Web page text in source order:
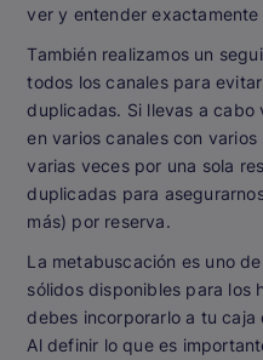
ver y entender
También realizamos un
todos los canales para
duplicadas. Si llevas a cabo
en varios canales con
varias veces por una sola
duplicadas para
más) por reserva.
La metabuscación es uno
sólidos disponibles para los
debes incorporarlo a tu
Al definir lo que es